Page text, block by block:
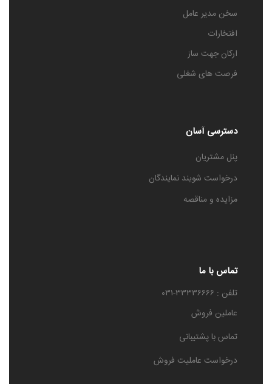
سخن مدیر عامل
افتخارات
ارکان جهت ساز
فرصت های شغلی
دسترسی آسان
پنل مشتریان
درخواست شویند نمایندگان
مزایده و مناقصه
تماس با ما
تلفن : ۳۳۳۳۶۶۶۶-۰۳۱
عاملین فروش
تماس با پشتیبانی
درخواست عاملیت فروش